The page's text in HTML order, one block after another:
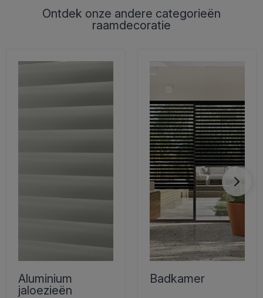
Ontdek onze andere categorieën
raamdecoratie
Aluminium
jaloezieën
Badkamer